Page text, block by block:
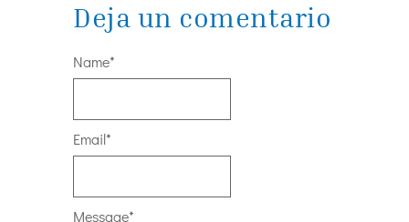
Deja un comentario
Message*
Name*
Email*